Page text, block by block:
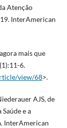
Atenção
InterAmerican
mais que
6.
view/68>.
AJS, de
e a
InterAmerican